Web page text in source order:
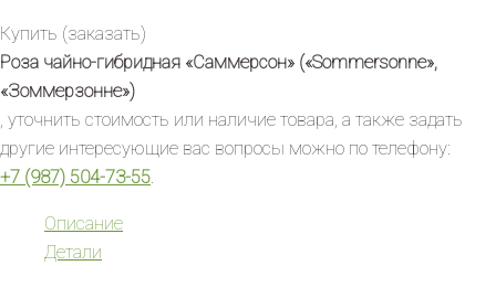
Купить (заказать)
Роза чайно-гибридная «Саммерсон» («Sommersonne»,
«Зоммерзонне»)
, уточнить стоимость или наличие товара, а также задать
другие интересующие вас вопросы можно по телефону:
+7 (987) 504-73-55
Описание
Детали